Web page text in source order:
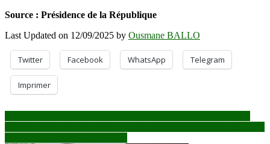
Source : Présidence de la République
Last Updated on 12/09/2025 by Ousmane BALLO
Twitter Facebook WhatsApp Telegram
Imprimer
Navigation
de